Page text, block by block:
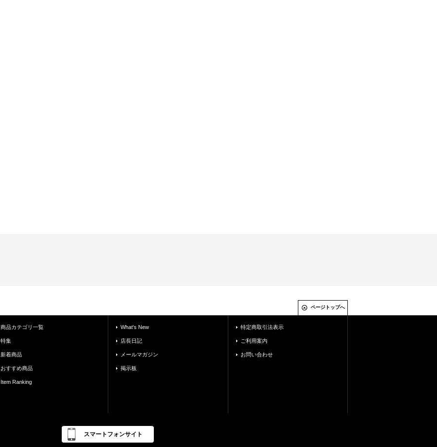
ページトップへ
商品カテゴリ一覧
特集
新着商品
おすすめ商品
Item Ranking
What's New
店長日記
メールマガジン
掲示板
特定商取引法表示
ご利用案内
お問い合わせ
スマートフォンサイト